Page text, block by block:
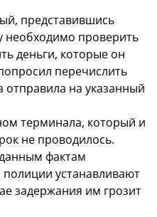
представившись
проверить
деньги, которые он
перечислить
отправила на указанный
терминала, который и
не проводилось.
фактам
устанавливают
задержания им грозит